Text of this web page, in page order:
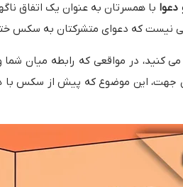
با همسرتان به عنوان یک اتفاق
نیست که دعوای متشرکتان به سکس
در مواقعی که رابطه میان شما
این موضوع که پیش از سکس با